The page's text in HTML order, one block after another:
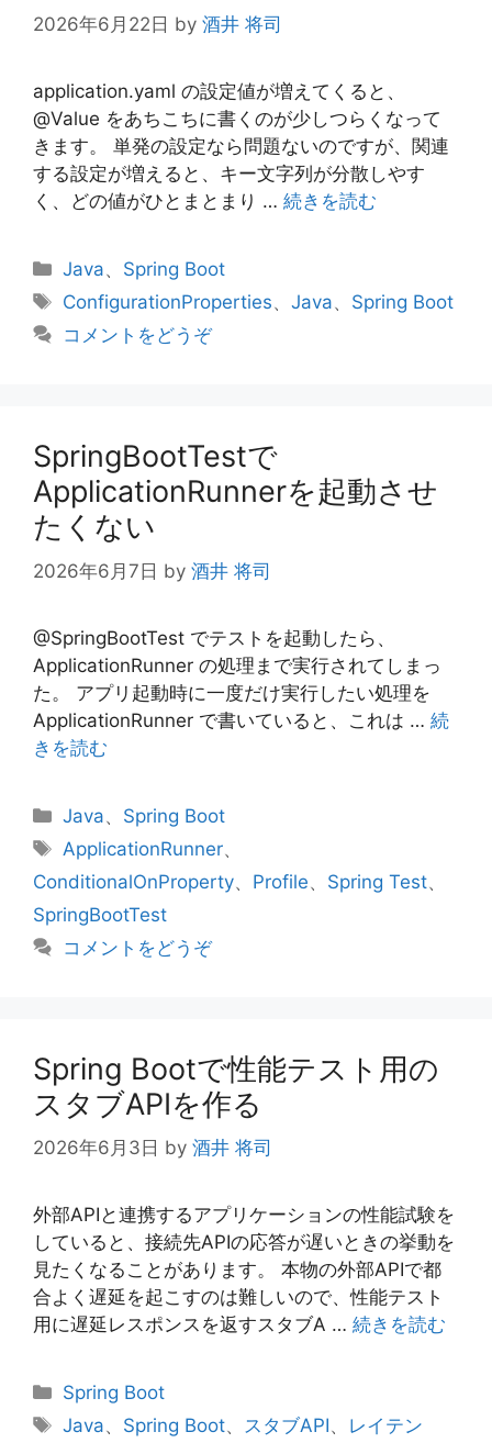
2026年6月22日 by 酒井 将司
application.yaml の設定値が増えてくると、
@Value をあちこちに書くのが少しつらくなって
きます。 単発の設定なら問題ないのですが、関連
する設定が増えると、キー文字列が分散しやす
く、どの値がひとまとまり … 続きを読む
カ
テ
リ
Java、 Spring Boot
タ
グ
ConfigurationProperties、Java、 Spring Boot
コメントをどうぞ
SpringBootTestで
ApplicationRunnerを起動させ
たくない
2026年6月7日 by 酒井 将司
@SpringBootTest でテストを起動したら、
ApplicationRunner の処理まで実行されてしまっ
た。 アプリ起動時に一度だけ実行したい処理を
ApplicationRunner で書いていると、これは … 続
きを読む
カ
テ
ゴ
リ
ー
Java、 Spring Boot
タ
グ
ApplicationRunner、
ConditionalOnProperty、 Profile、 Spring Test、
SpringBootTest
コメントをどうぞ
Spring Bootで性能テスト用の
スタブAPIを作る
2026年6月3日 by 酒井 将司
外部APIと連携するアプリケーションの性能試験を
していると、接続先APIの応答が遅いときの挙動を
見たくなることがあります。 本物の外部APIで都
合よく遅延を起こすのは難しいので、性能テスト
用に遅延レスポンスを返すスタブA … 続きを読む
カ
テ
Spring Boot
タ
Java、 Spring Boot、 スタブAPI、 レイテン